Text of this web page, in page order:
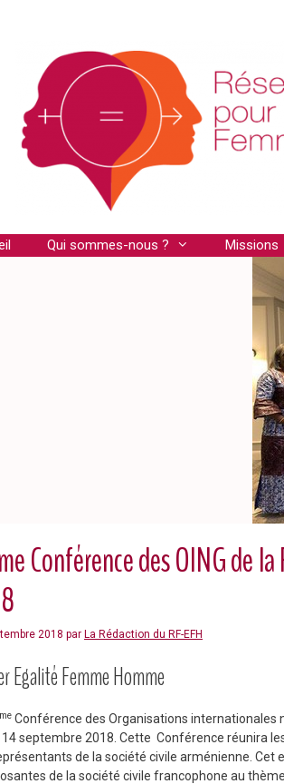
Qui sommes-nous ? Missions
Conférence des OING de
2018 par La Rédaction du RF-EFH
Egalité Femme Homme
Conférence des Organisations internationales
14 septembre 2018. Cette Conférence réunira
de la société civile arménienne. Cet
de la société civile francophone au